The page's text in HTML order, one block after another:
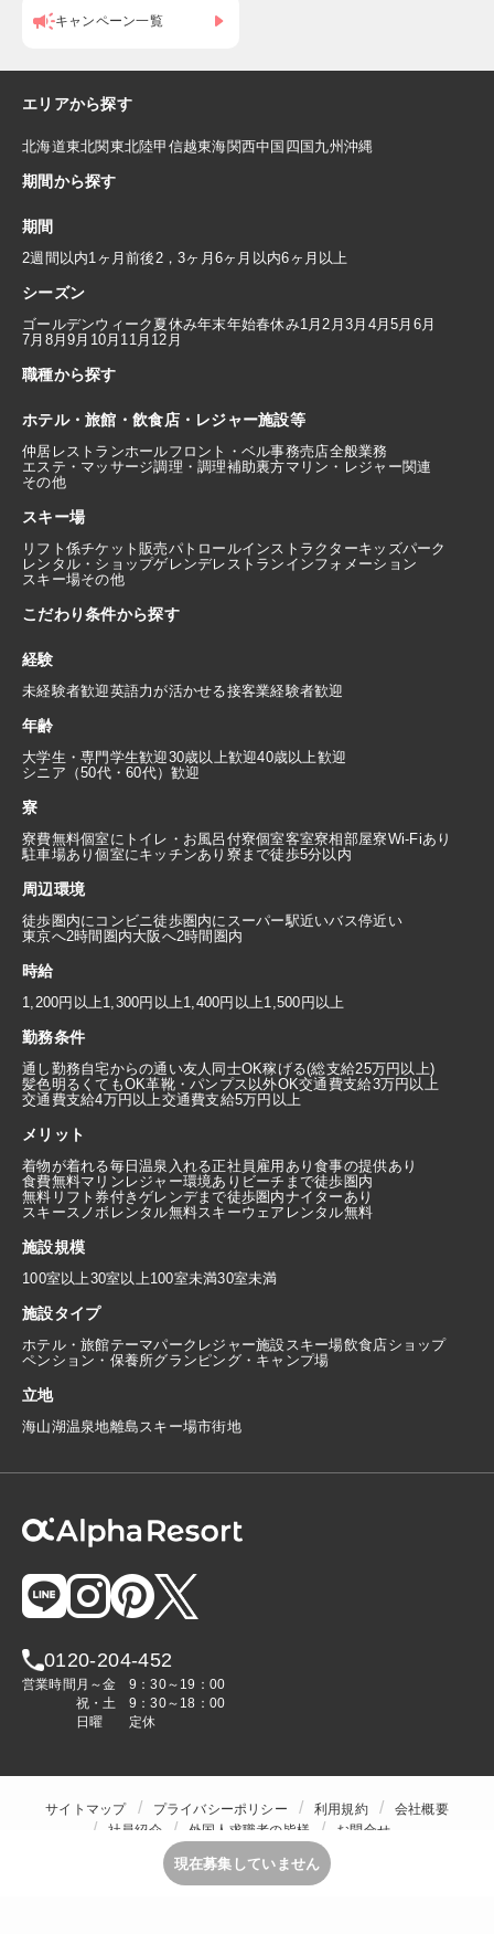
キャンペーン一覧
エリアから探す
北海道東北関東北陸甲信越東海関西中国 四国 九州 沖縄
期間から探す
期間
2週間以内1ヶ月前後2，3ヶ月 6ヶ月以内6ヶ月以上
シーズン
ゴールデンウィーク 夏休み年末年始春休み1月2月3月 4月5月 6月
7月 8月9月 10月 11月 12月
職種から探す
ホテル・旅館・飲食店・レジャー施設等
仲居 レストランホールフロント・ベル事務売店全般業務
エステ・マッサージ調理・調理補助裏方マリン・レジャー関連
その他
スキー場
リフト係チケット販売パトロールインストラクターキッズパーク
レンタル・ショップゲレンデレストラン インフォメーション
スキー場その他
こだわり条件から探す
経験
未経験者歓迎英語力が活かせる接客業経験者歓迎
年齢
大学生・専門学生歓迎30歳以上歓迎40歳以上歓迎
シニア（50代・60代）歓迎
寮
寮費無料個室にトイレ・お風呂付寮個室客室寮相部屋寮Wi-Fiあり
駐車場あり個室にキッチンあり 寮まで徒歩5分以内
周辺環境
徒歩圏内にコンビニ徒歩圏内にスーパー駅近いバス停近い
東京へ2時間圏内大阪へ2時間圏内
時給
1,200円以上1,300円以上1,400円以上1,500円以上
勤務条件
通し勤務自宅からの通い友人同士OK稼げる(総支給25万円以上)
髪色明るくてもOK革靴・パンプス以外OK交通費支給3万円以上
交通費支給4万円以上交通費支給5万円以上
メリット
着物が着れる毎日温泉入れる正社員雇用あり食事の提供あり
食費無料マリンレジャー環境あり ビーチまで徒歩圏内
無料リフト券付きゲレンデまで徒歩圏内ナイターあり
スキースノボレンタル無料スキーウェアレンタル無料
施設規模
100室以上30室以上100室未満30室未満
施設タイプ
ホテル・旅館テーマパーク レジャー施設スキー場飲食店ショップ
ペンション・保養所グランピング・キャンプ場
立地
海山湖温泉地離島スキー場市街地
0120-204-452
営業時間 月～金
9：30～19：00
祝・土
9：30～18：00
日曜
定休
サイトマップ プライバシーポリシー 利用規約
会社概要
社員紹介
外国人求職者の皆様
お問合せ
現在募集していません